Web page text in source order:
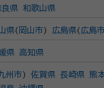
良県 和歌山県
県( 岡山市) 広島県( 広島
県 高知県
州市) 佐賀県 長崎県 熊